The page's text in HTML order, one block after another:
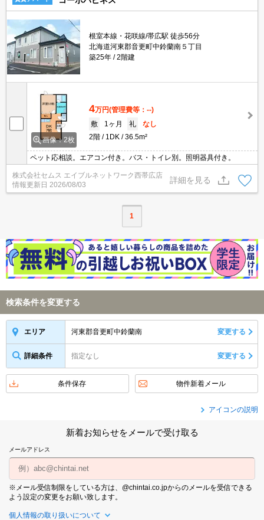
根室本線・花咲線/帯広駅 徒歩56分
北海道河東郡音更町中鈴蘭南５丁目
築25年
2階建
画像：2枚
4万円(管理費等：--)
敷
1ヶ月 礼
なし
2階
1DK 36.5m²
ペット応相談。エアコン付き。バス・トイレ別。照明器具付き。
株式会社セムス エイブルネットワーク西帯広店
情報更新日 2026/08/03
詳細を見る
1
検索条件を変更する
エリア 河東郡音更町中鈴蘭南 変更する
詳細条件 指定なし 変更する
条件保存 物件新着メール
アイコンの説明
新着お知らせをメールで受け取る
メールアドレス
※メール受信制限をしている方は、@chintai.co.jpからのメールを受信できる
よう設定の変更をお願い致します。
個人情報の取り扱いについて